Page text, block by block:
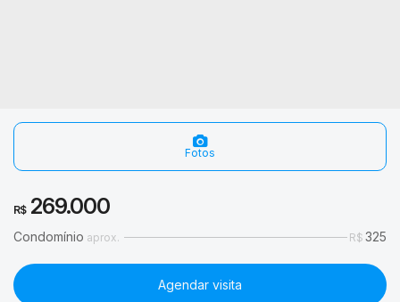
Fotos
R$269.000
R$ 325
Agendar visita